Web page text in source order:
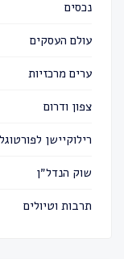
נכסים
עולם העסקים
ערים מרכזיות
צפון ודרום
רילוקיישן לפורטוגל
שוק הנדל״ן
תרבות וטיולים